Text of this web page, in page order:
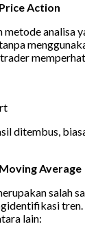
Action
metode analisa
ditembus,
Average
salah
lain: